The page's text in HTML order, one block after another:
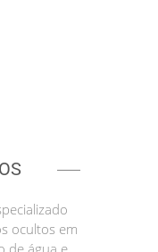
ocultos em
de água e